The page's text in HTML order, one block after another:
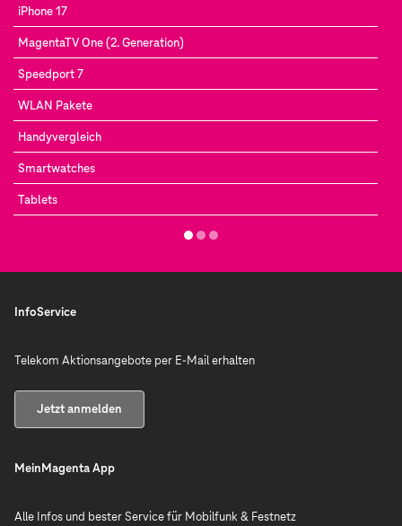
iPhone 17
MagentaTV One (2. Generation)
Speedport 7
WLAN Pakete
Handyvergleich
Smartwatches
Tablets
InfoService
Telekom Aktionsangebote per E-Mail erhalten
Jetzt anmelden
MeinMagenta App
Alle Infos und bester Service für Mobilfunk & Festnetz